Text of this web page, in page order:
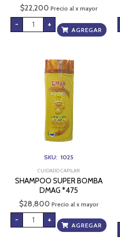
$22,200 Precio al x mayor
- +
AGREGAR
SKU: 1025
CUIDADO CAPILAR
SHAMPOO SUPER BOMBA
DMAG *475
$28,800 Precio al x mayor
-
cantidad
+
AGREGAR